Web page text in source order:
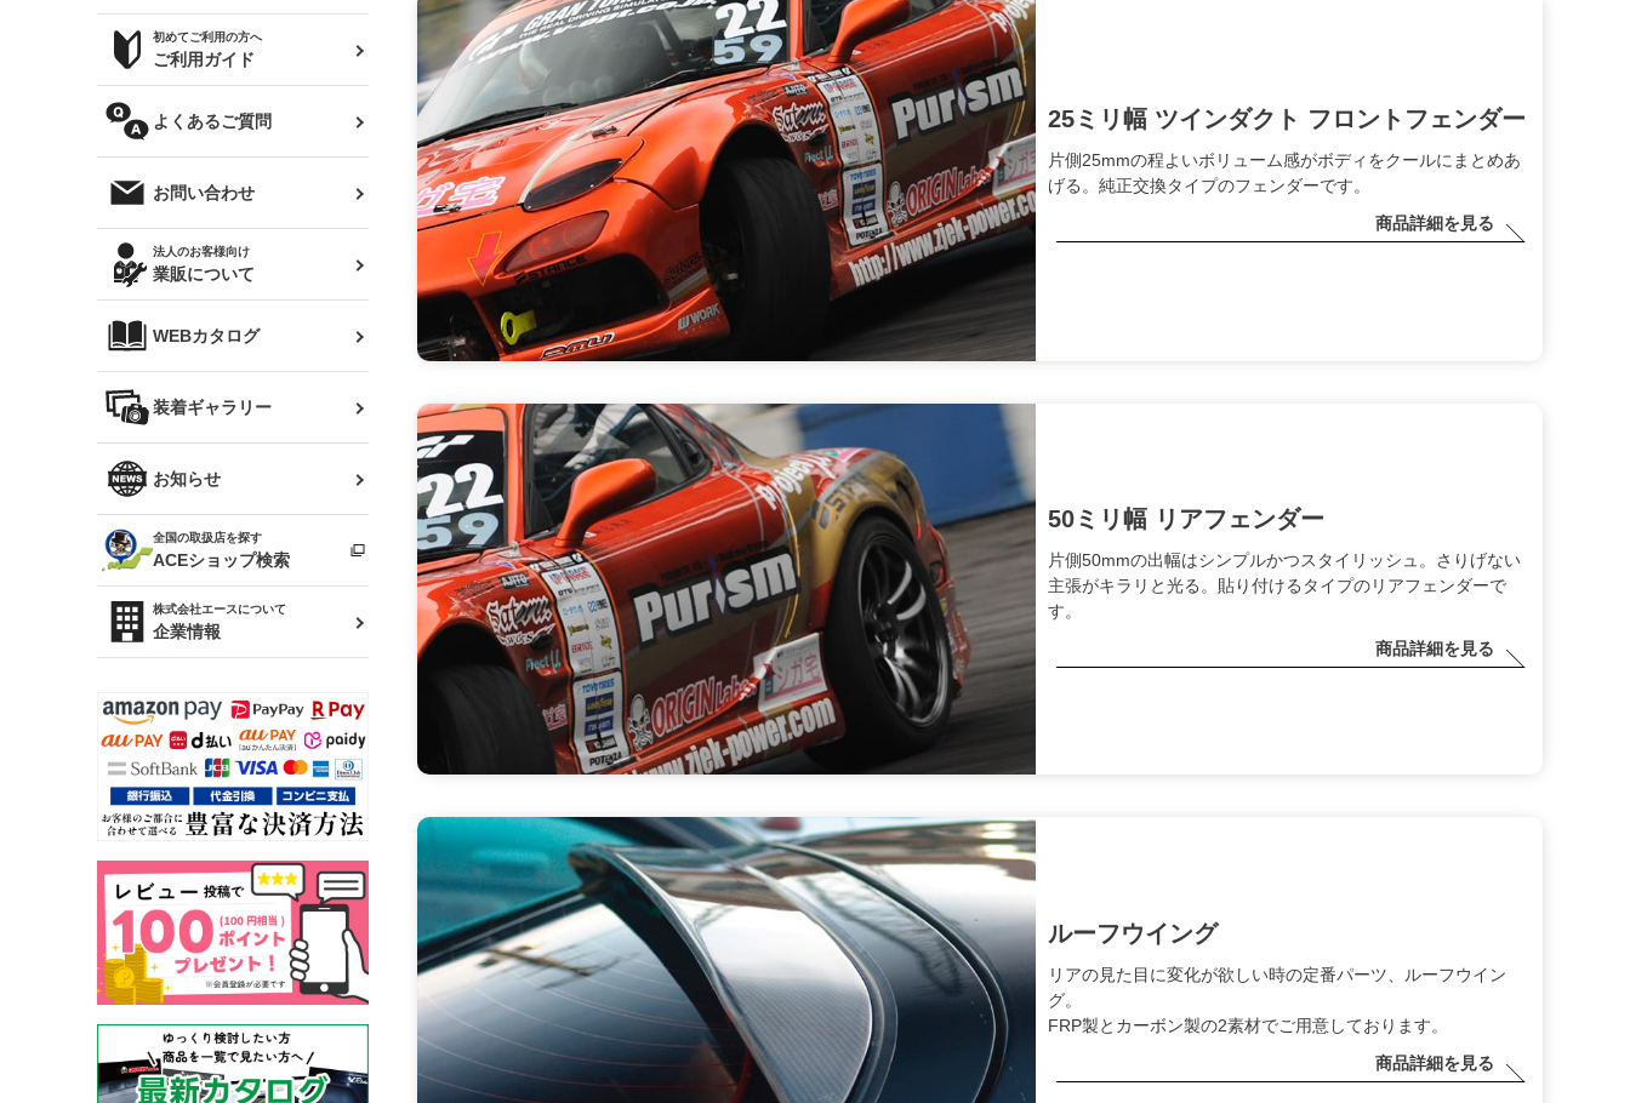
外装・補修パーツ
オリジンアーム(足回り)
レンズ
マフラー
リアゲート
メンテナンスパーツ
JZX110 マークⅡ
ハイエース
レビン
トレノ
マークX
クラウン
クラウンマジェスタ
アリスト
ソアラ
アルテッツァ
プロボックス
RAV4
シルビア S15
180SX
ワンビア
Z32 フェアレディZ
R34 スカイライン
スカイライン
（ER34/R33/ECR33/R32）
キャラバン
ローレル
セフィーロ
三菱
デリカ D:5
軽自動車
汎用
サマータイヤ
ジムニー用タイヤ
ハイエース・バン用タイ
ホイールナット
トップス(長袖)
パーカー
オーバーオール(つなぎ)
タオル
帽子
バッグ
ファッション小物
雑貨・ステーショナリー
ベビー用品
ログインする
お気に入りリスト
クーポンを見る
閲覧履歴
ニュースレターお申し込み
初めてご利用の方へ
ご利用ガイド
よくあるご質問
お問い合わせ
法人のお客様向け
業販について
WEBカタログ
装着ギャラリー
お知らせ
全国の取扱店を探す
ACEショップ検索
株式会社エースについて
企業情報
25ミリ幅 ツインダクト フロントフェンダー
片側25mmの程よいボリューム感がボディをクールにまとめあ
げる。純正交換タイプのフェンダーです。
商品詳細を見る
50ミリ幅 リアフェンダー
片側50mmの出幅はシンプルかつスタイリッシュ。さりげない
主張がキラリと光る。貼り付けるタイプのリアフェンダーで
す。
商品詳細を見る
ルーフウイング
リアの見た目に変化が欲しい時の定番パーツ、ルーフウイン
グ。
FRP製とカーボン製の2素材でご用意しております。
商品詳細を見る